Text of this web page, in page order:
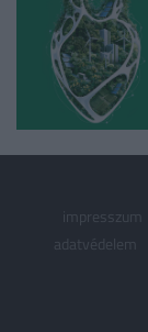
impresszum
adatvédelem